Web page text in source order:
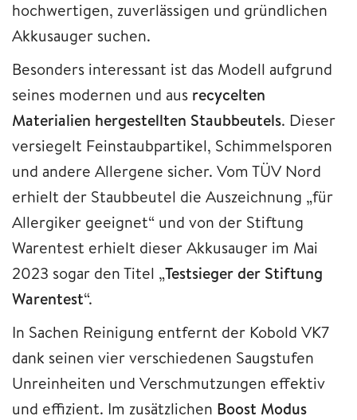
hochwertigen, zuverlässigen und gründlichen
Akkusauger suchen.
Besonders interessant ist das Modell aufgrund
seines modernen und aus recycelten
Materialien hergestellten Staubbeutels. Dieser
versiegelt Feinstaubpartikel, Schimmelsporen
und andere Allergene sicher. Vom TÜV Nord
erhielt der Staubbeutel die Auszeichnung „für
Allergiker geeignet“ und von der Stiftung
Warentest erhielt dieser Akkusauger im Mai
2023 sogar den Titel „Testsieger der Stiftung
Warentest“.
In Sachen Reinigung entfernt der Kobold VK7
dank seinen vier verschiedenen Saugstufen
Unreinheiten und Verschmutzungen effektiv
und effizient. Im zusätzlichen Boost Modus